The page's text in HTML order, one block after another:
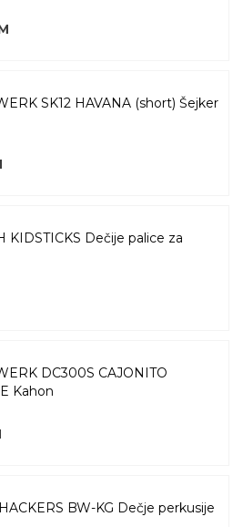
SK12 HAVANA (short) Šejker
KIDSTICKS Dečije palice za
DC300S CAJONITO
Kahon
BW-KG Dečje perkusije